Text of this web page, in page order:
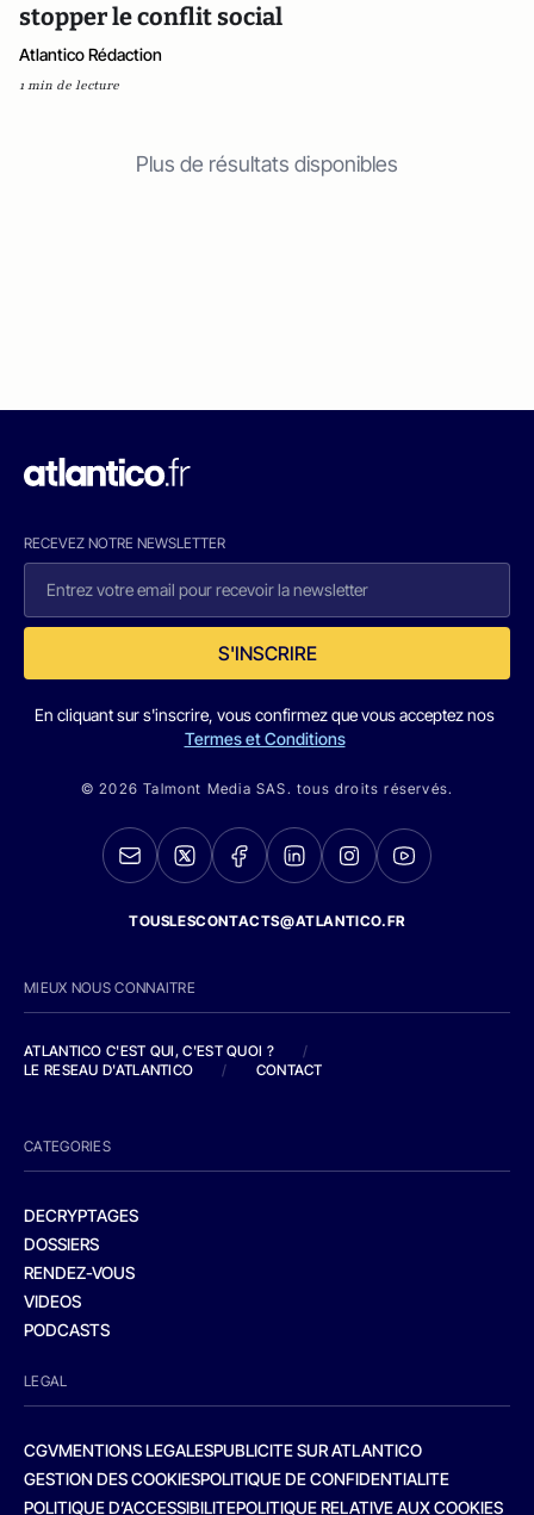
stopper le conflit social
Atlantico Rédaction
1 min de lecture
Plus de résultats disponibles
RECEVEZ NOTRE NEWSLETTER
S'INSCRIRE
En cliquant sur s'inscrire, vous confirmez que vous acceptez nos
Termes et Conditions
© 2026 Talmont Media SAS. tous droits réservés.
TOUSLESCONTACTS@ATLANTICO.FR
MIEUX NOUS CONNAITRE
ATLANTICO C'EST QUI, C'EST QUOI ?
/
LE RESEAU D'ATLANTICO
/ CONTACT
CATEGORIES
DECRYPTAGES
DOSSIERS
RENDEZ-VOUS
VIDEOS
PODCASTS
LEGAL
CGVMENTIONS LEGALESPUBLICITE SUR ATLANTICO
GESTION DES COOKIESPOLITIQUE DE CONFIDENTIALITE
POLITIQUE D’ACCESSIBILITEPOLITIQUE RELATIVE AUX COOKIES